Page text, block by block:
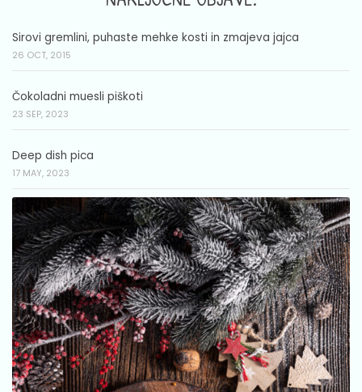
Sirovi gremlini, puhaste mehke kosti in zmajeva jajca
26 OCT, 2015
Čokoladni muesli piškoti
23 SEP, 2023
Deep dish pica
17 MAY, 2023